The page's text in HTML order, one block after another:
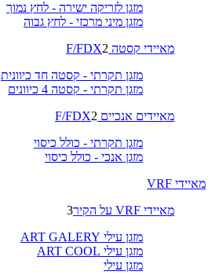
מזגן לזריקה ישירה - לחץ נמוך
מזגן מיני מרכזי - לחץ גבוה
מאיידי קסטה F/FDX 2
מזגן תקרתי - קסטה חד כיוונית
מזגן תקרתי - קסטה 4 כיוונים
מאיידים אנכיים F/FDX 2
מזגן תקרתי - כולל כיסוי
מזגן אנכי - כולל כיסוי
מאיידי VRF
מאיידי VRF על הקיר
3
מזגן עילי ART GALERY
מזגן עילי ART COOL
מזגן עילי